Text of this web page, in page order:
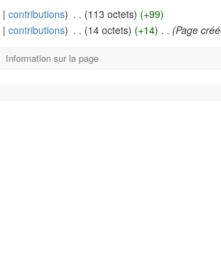
|contributions) . . (113 octets) (+99)
|contributions) . . (14 octets) (+14) . . (Page
Information sur la page